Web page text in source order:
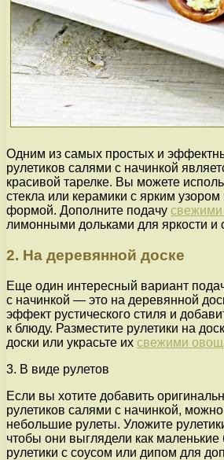
Одним из самых простых и
рулетиков салями с начинкой
красивой тарелке. Вы можете
стекла или керамики с ярким
формой. Дополните подачу свежими
лимонными дольками для яркости и
2. На деревянной доске
Еще один интересный вариант
с начинкой — это на деревянной
эффект рустического стиля и
к блюду. Разместите рулетики на
доски или украсьте их свежими
3. В виде рулетов
Если вы хотите добавить
рулетиков салями с начинкой,
небольшие рулеты. Уложите
чтобы они выглядели как маленькие
рулетики с соусом или дипом для